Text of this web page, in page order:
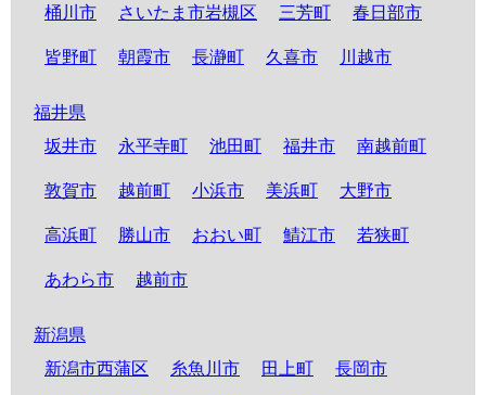
桶川市 さいたま市岩槻区 三芳町 春日部市
皆野町 朝霞市 長瀞町 久喜市 川越市
福井県
坂井市
永平寺町 池田町 福井市 南越前町
敦賀市 越前町 小浜市 美浜町 大野市
高浜町 勝山市 おおい町 鯖江市 若狭町
あわら市 越前市
新潟県
新潟市西蒲区
糸魚川市 田上町 長岡市